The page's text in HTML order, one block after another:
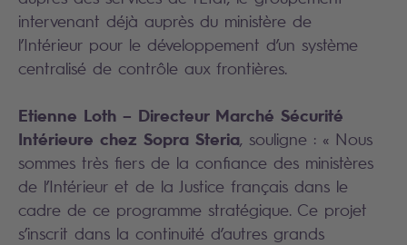
intervenant déjà auprès du ministère de
l’Intérieur pour le développement d’un système
centralisé de contrôle aux frontières.
Etienne Loth – Directeur Marché Sécurité
Intérieure chez Sopra Steria, souligne : « Nous
sommes très fiers de la confiance des ministères
de l’Intérieur et de la Justice français dans le
cadre de ce programme stratégique. Ce projet
s’inscrit dans la continuité d’autres grands